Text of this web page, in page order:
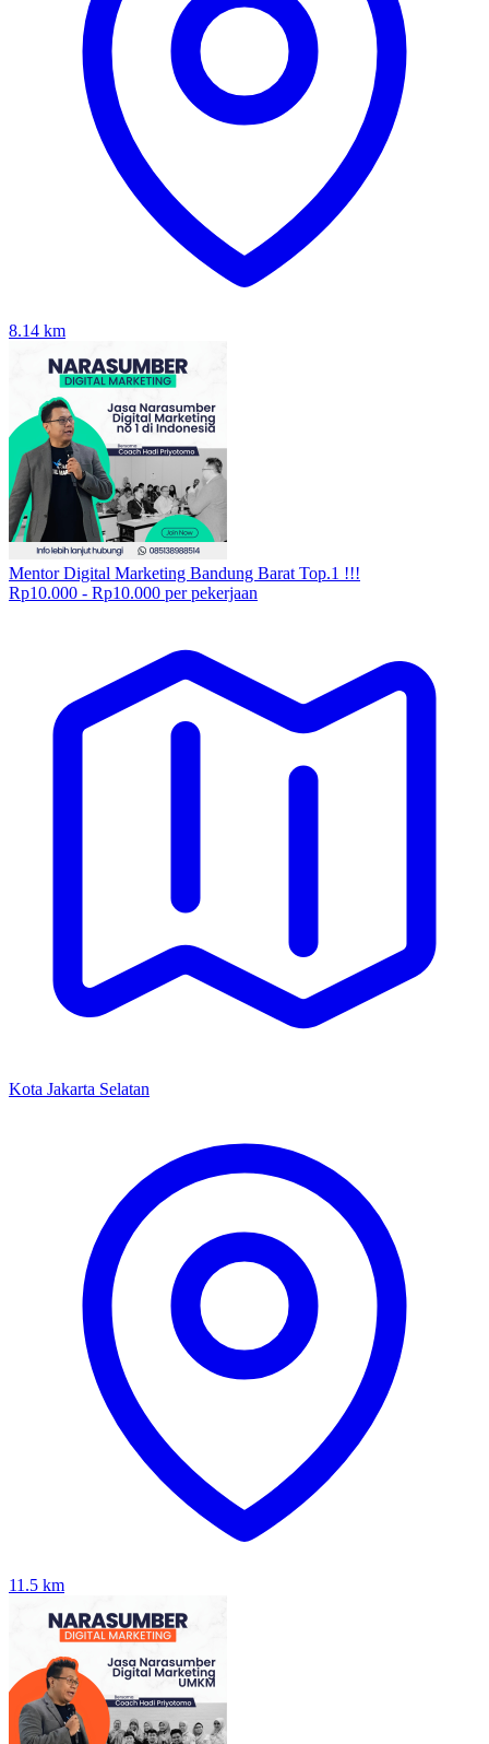
8.14 km
Mentor Digital Marketing Bandung Barat Top.1 !!!
Rp10.000 - Rp10.000 per pekerjaan
Kota Jakarta Selatan
11.5 km